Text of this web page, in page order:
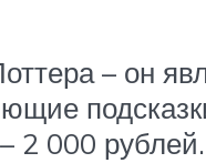
– он
2 000 рублей.